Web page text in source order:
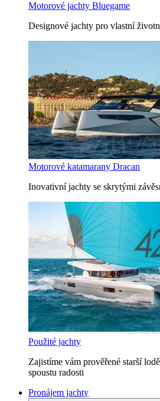
Motorové jachty Bluegame
Designové jachty pro vlastní
Motorové katamarany Dracan
Inovativní jachty se skrytými
Použité jachty
Zajistíme vám prověřené starší
spoustu radosti
Pronájem jachty